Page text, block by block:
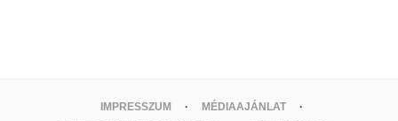
IMPRESSZUM
MÉDIAAJÁNLAT